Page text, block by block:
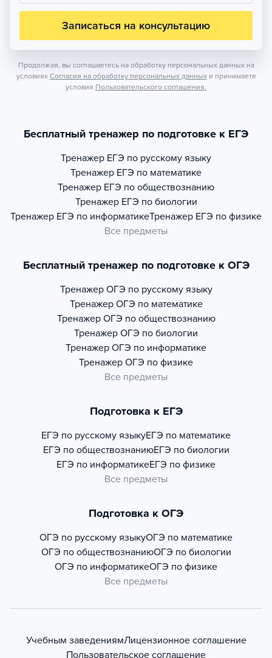
Записаться на консультацию
Продолжая, вы соглашаетесь на обработку персональных данных на
условиях Согласия на обработку персональных данных и принимаете
условия Пользовательского соглашения.
Бесплатный тренажер по подготовке к ЕГЭ
Тренажер ЕГЭ по русскому языку
Тренажер ЕГЭ по математике
Тренажер ЕГЭ по обществознанию
Тренажер ЕГЭ по биологии
Тренажер ЕГЭ по информатикеТренажер ЕГЭ по физике
Все предметы
Бесплатный тренажер по подготовке к ОГЭ
Тренажер ОГЭ по русскому языку
Тренажер ОГЭ по математике
Тренажер ОГЭ по обществознанию
Тренажер ОГЭ по биологии
Тренажер ОГЭ по информатике
Тренажер ОГЭ по физике
Все предметы
Подготовка к ЕГЭ
ЕГЭ по русскому языкуЕГЭ по математике
ЕГЭ по обществознаниюЕГЭ по биологии
ЕГЭ по информатикеЕГЭ по физике
Все предметы
Подготовка к ОГЭ
ОГЭ по русскому языкуОГЭ по математике
ОГЭ по обществознаниюОГЭ по биологии
ОГЭ по информатикеОГЭ по физике
Все предметы
Учебным заведениямЛицензионное соглашение
Пользовательское соглашение